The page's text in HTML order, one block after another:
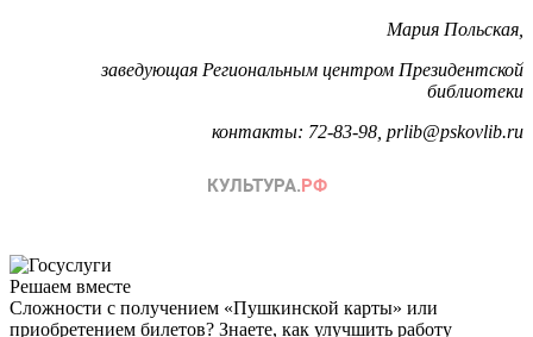
Мария Польская,
заведующая Региональным центром Президентской
библиотеки
контакты: 72-83-98, prlib@pskovlib.ru
Решаем вместе
Сложности с получением «Пушкинской карты» или
приобретением билетов? Знаете, как улучшить работу